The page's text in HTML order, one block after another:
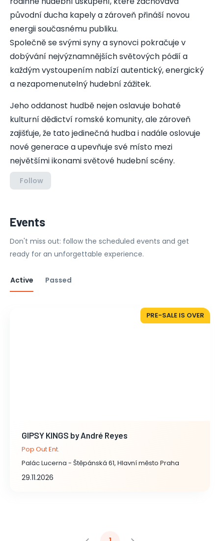
původní ducha kapely a zároveň přináší novou
energii současnému publiku.
Společně se svými syny a synovci pokračuje v
dobývání nejvýznamnějších světových pódií a
každým vystoupením nabízí autentický, energický
a nezapomenutelný hudební zážitek.
Jeho oddanost hudbě nejen oslavuje bohaté
kulturní dědictví romské komunity, ale zároveň
zajišťuje, že tato jedinečná hudba i nadále oslovuje
nové generace a upevňuje své místo mezi
největšími ikonami světové hudební scény.
Follow
Events
Don't miss out: follow the scheduled events and get
ready for an unforgettable experience.
Active Passed
PRE-SALE IS OVER
GIPSY KINGS by André Reyes
Pop Out Ent.
Palác Lucerna - Štěpánská 61, Hlavní město Praha
29.11.2026